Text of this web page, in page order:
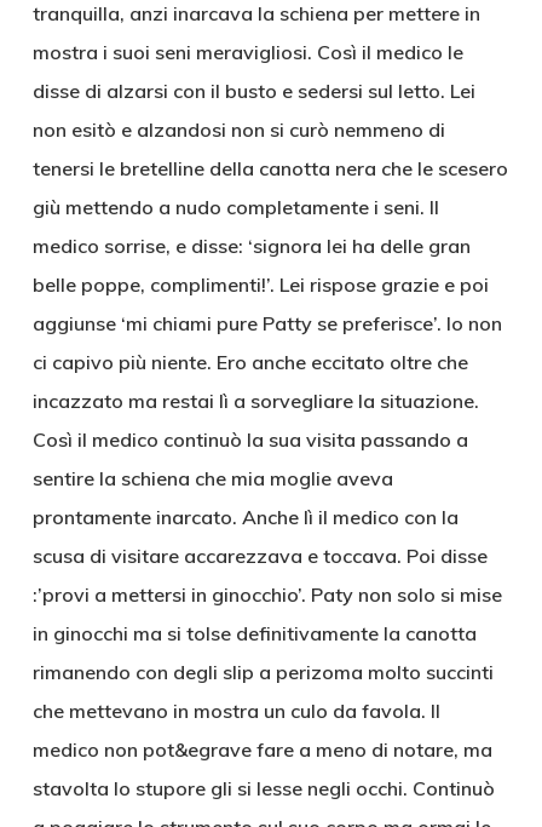
tranquilla, anzi inarcava la schiena per mettere in
mostra i suoi seni meravigliosi. Così il medico le
disse di alzarsi con il busto e sedersi sul letto. Lei
non esitò e alzandosi non si curò nemmeno di
tenersi le bretelline della canotta nera che le scesero
giù mettendo a nudo completamente i seni. Il
medico sorrise, e disse: ‘signora lei ha delle gran
belle poppe, complimenti!’. Lei rispose grazie e poi
aggiunse ‘mi chiami pure Patty se preferisce’. Io non
ci capivo più niente. Ero anche eccitato oltre che
incazzato ma restai lì a sorvegliare la situazione.
Così il medico continuò la sua visita passando a
sentire la schiena che mia moglie aveva
prontamente inarcato. Anche lì il medico con la
scusa di visitare accarezzava e toccava. Poi disse
:’provi a mettersi in ginocchio’. Paty non solo si mise
in ginocchi ma si tolse definitivamente la canotta
rimanendo con degli slip a perizoma molto succinti
che mettevano in mostra un culo da favola. Il
medico non pot&egrave fare a meno di notare, ma
stavolta lo stupore gli si lesse negli occhi. Continuò